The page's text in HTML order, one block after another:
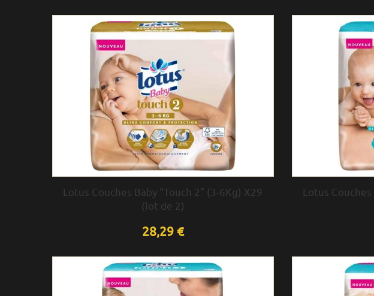
Lotus Couches Baby “Touch 2” (3-6Kg) X29
(lot de 2)
28,29 €
Lotus Couches